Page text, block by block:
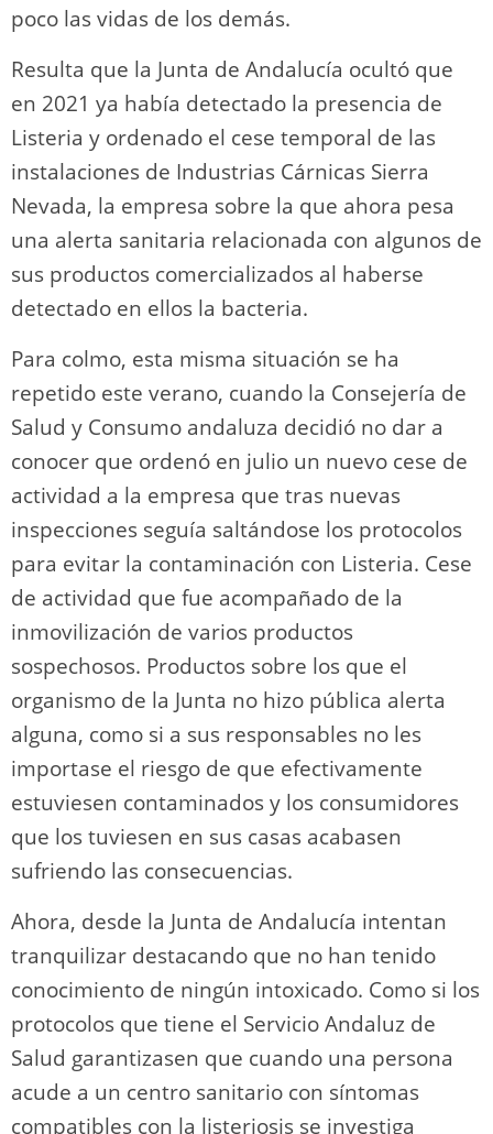
poco las vidas de los demás.
Resulta que la Junta de Andalucía ocultó que
en 2021 ya había detectado la presencia de
Listeria y ordenado el cese temporal de las
instalaciones de Industrias Cárnicas Sierra
Nevada, la empresa sobre la que ahora pesa
una alerta sanitaria relacionada con algunos de
sus productos comercializados al haberse
detectado en ellos la bacteria.
Para colmo, esta misma situación se ha
repetido este verano, cuando la Consejería de
Salud y Consumo andaluza decidió no dar a
conocer que ordenó en julio un nuevo cese de
actividad a la empresa que tras nuevas
inspecciones seguía saltándose los protocolos
para evitar la contaminación con Listeria. Cese
de actividad que fue acompañado de la
inmovilización de varios productos
sospechosos. Productos sobre los que el
organismo de la Junta no hizo pública alerta
alguna, como si a sus responsables no les
importase el riesgo de que efectivamente
estuviesen contaminados y los consumidores
que los tuviesen en sus casas acabasen
sufriendo las consecuencias.
Ahora, desde la Junta de Andalucía intentan
tranquilizar destacando que no han tenido
conocimiento de ningún intoxicado. Como si los
protocolos que tiene el Servicio Andaluz de
Salud garantizasen que cuando una persona
acude a un centro sanitario con síntomas
compatibles con la listeriosis se investiga